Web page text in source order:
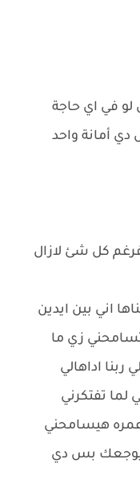
لو في اي حاجة
أمانة واحد
كل شئ لازال
اني بين ايدين
زي ما
ربنا اداهالي
لما تفتكرني
عمره هيسامحني
هيوجعك بس دي